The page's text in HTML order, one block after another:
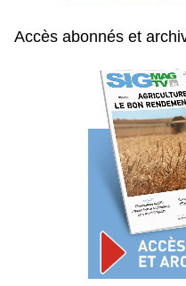
Accès abonnés et